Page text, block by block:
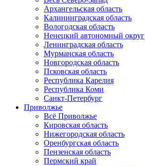
Архангельская область
Калининградская область
Вологодская область
Ненецкий автономный округ
Ленинградская область
Мурманская область
Новгородская область
Псковская область
Республика Карелия
Республика Коми
Санкт-Петербург
Приволжье
Всё Приволжье
Кировская область
Нижегородская область
Оренбургская область
Пензенская область
Пермский край